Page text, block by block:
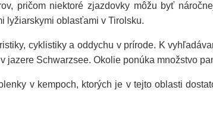
pričom niektoré zjazdovky môžu byť
lyžiarskymi oblasťami v Tirolsku.
cyklistiky a oddychu v prírode. K
Schwarzsee. Okolie ponúka množstvo
v kempoch, ktorých je v tejto oblasti